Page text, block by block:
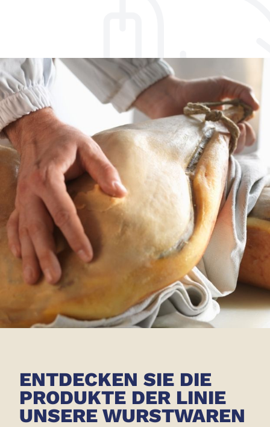
ENTDECKEN SIE DIE
PRODUKTE DER LINIE
UNSERE WURSTWAREN